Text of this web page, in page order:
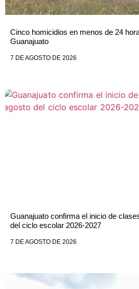
Cinco homicidios en menos de 24
Guanajuato
7 DE AGOSTO DE 2026
Guanajuato confirma el inicio de
del ciclo escolar 2026-2027
7 DE AGOSTO DE 2026